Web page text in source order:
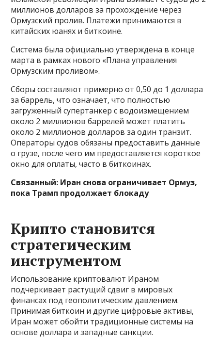
миллионов долларов за прохождение через
Ормузский пролив. Платежи принимаются в
китайских юанях и биткоине.
Система была официально утверждена в конце
марта в рамках нового «Плана управления
Ормузским проливом».
Сборы составляют примерно от 0,50 до 1 доллара
за баррель, что означает, что полностью
загруженный супертанкер с водоизмещением
около 2 миллионов баррелей может платить
около 2 миллионов долларов за один транзит.
Операторы судов обязаны предоставить данные
о грузе, после чего им предоставляется короткое
окно для оплаты, часто в биткоинах.
Связанный: Иран снова ограничивает Ормуз,
пока Трамп продолжает блокаду
Крипто становится
стратегическим
инструментом
Использование криптовалют Ираном
подчеркивает растущий сдвиг в мировых
финансах под геополитическим давлением.
Принимая биткоин и другие цифровые активы,
Иран может обойти традиционные системы на
основе доллара и западные санкции.